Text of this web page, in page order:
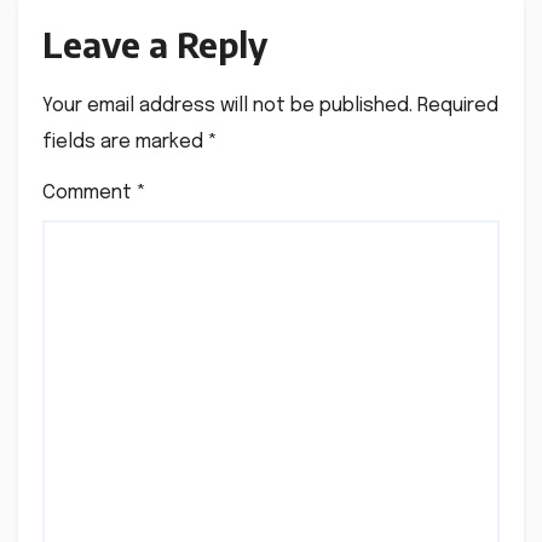
Leave a Reply
Your email address will not be published. Required
fields are marked *
Comment *